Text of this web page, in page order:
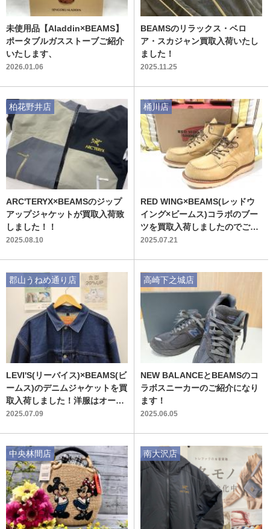
未使用品【Aladdin×BEAMS】
ポータブルガスストーブご紹介
いたします、
2026.01.06
BEAMSのリラックス・ベロ
ア・スカジャン買取入荷いたし
ました！
2025.11.25
ARC'TERYX×BEAMSのジップ
アップジャケットが買取入荷致
しました！！
2025.08.10
柏花野井店
RED WING×BEAMS(レッドウ
イング×ビームス)コラボのブー
ツを買取入荷しましたのでご紹
介します！
2025.07.21
桶川店
LEVI'S(リーバイス)×BEAMS(ビ
ームス)のデニムジャケットを買
取入荷しました！洋服はオール
シーズン買取中！【郡山うねめ
2025.07.09
郡山うねめ通り店
NEW BALANCEとBEAMSのコ
ラボスニーカーのご紹介になり
ます！
2025.06.05
高崎下之城店
中央林間店 南大沢店